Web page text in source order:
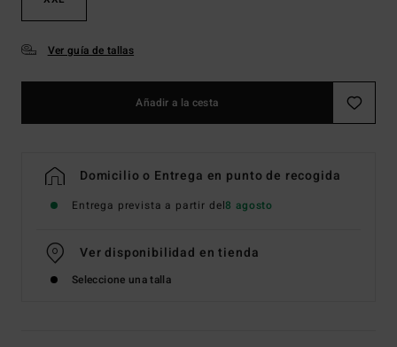
Ver guía de tallas
Añadir a la cesta
Domicilio o Entrega en punto de recogida
Entrega prevista a partir del8 agosto
Ver disponibilidad en tienda
Seleccione una talla